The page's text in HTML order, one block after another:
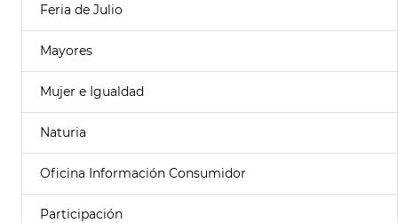
Feria de Julio
Mayores
Mujer e Igualdad
Naturia
Oficina Información Consumidor
Participación